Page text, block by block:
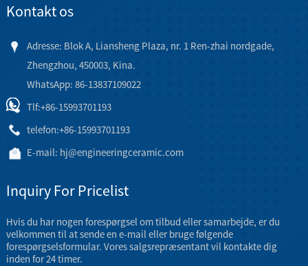
Kontakt os
Adresse: Blok A, Liansheng Plaza, nr. 1 Ren-zhai nordgade,
Zhengzhou, 450003, Kina.
WhatsApp: 86-13837109022
Tlf:+86-15993701193
telefon:+86-15993701193
E-mail: hj@engineeringceramic.com
Inquiry For Pricelist
Hvis du har nogen forespørgsel om tilbud eller samarbejde, er du
velkommen til at sende en e-mail eller bruge følgende
forespørgselsformular. Vores salgsrepræsentant vil kontakte dig
inden for 24 timer.